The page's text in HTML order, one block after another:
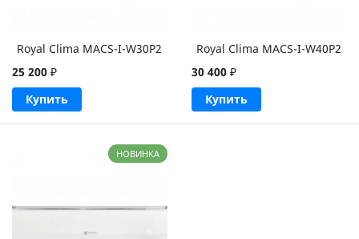
Royal Clima MACS-I-W30P2
25 200 ₽
Купить
Royal Clima MACS-I-W40P2
30 400₽
Купить
НОВИНКА